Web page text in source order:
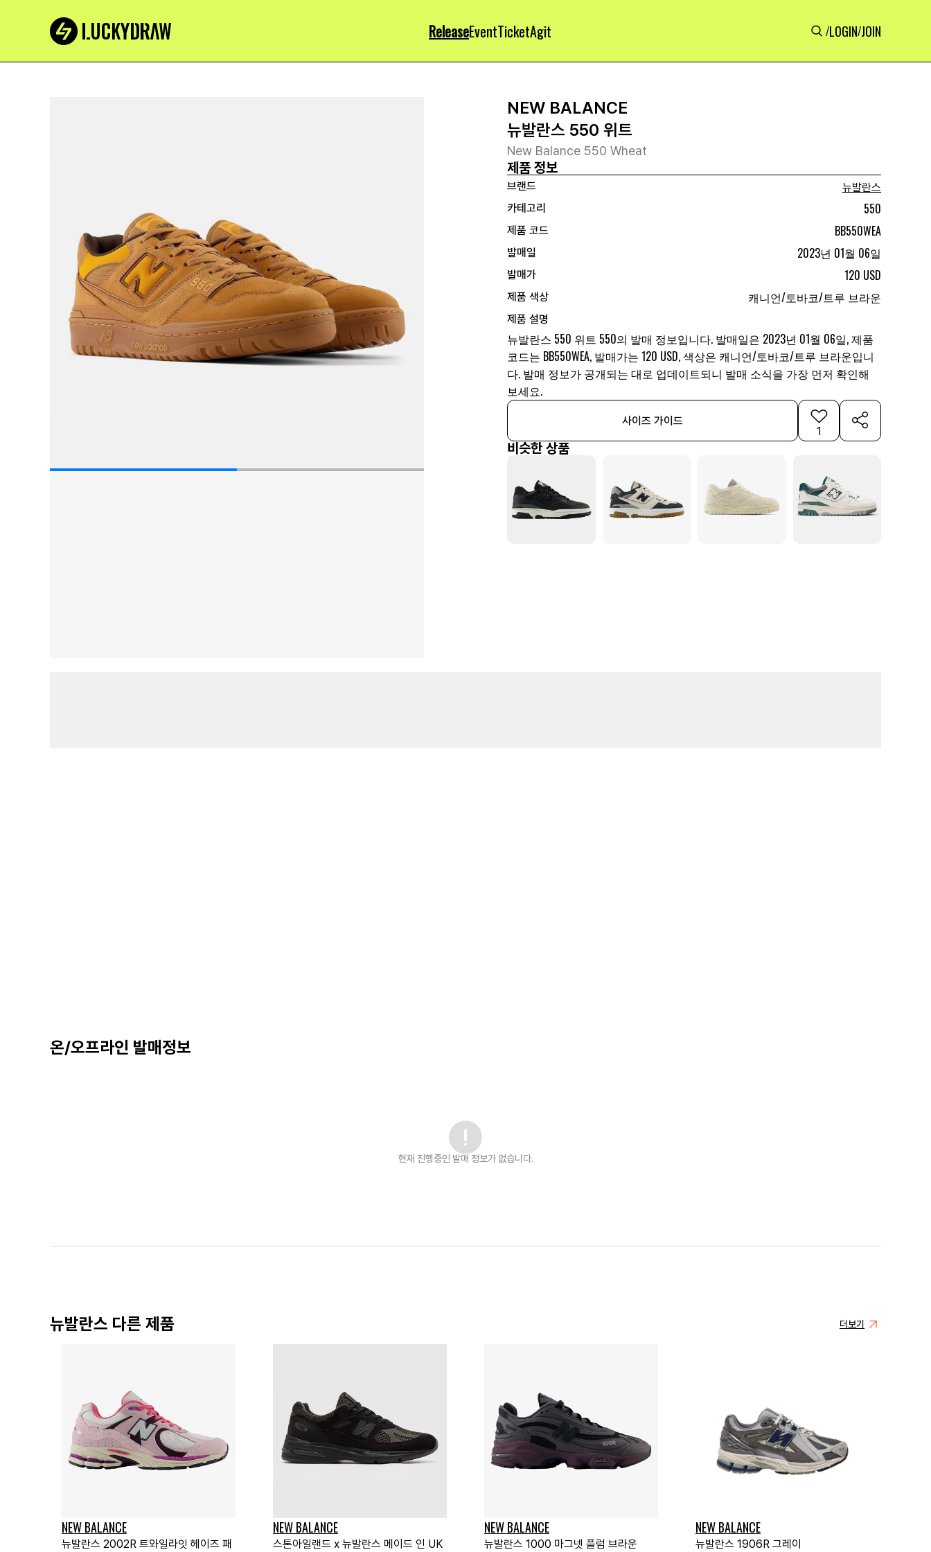
ReleaseEventTicketAgit /LOGIN/JOIN
NEW BALANCE
뉴발란스 550 위트
New Balance 550 Wheat
제품 정보
브랜드
뉴발란스
카테고리
550
제품 코드 BB550WEA
발매일 2023년 01월 06일
발매가 120 USD
제품 색상 캐니언/토바코/트루 브라운
제품 설명
뉴발란스 550 위트 550의 발매 정보입니다. 발매일은 2023년 01월 06일, 제품
코드는 BB550WEA, 발매가는 120 USD, 색상은 캐니언/토바코/트루 브라운입니
다. 발매 정보가 공개되는 대로 업데이트되니 발매 소식을 가장 먼저 확인해
보세요.
사이즈 가이드
1
비슷한 상품
온/오프라인 발매정보
현재 진행중인 발매 정보가 없습니다.
뉴발란스 다른 제품 더보기
NEW BALANCE
뉴발란스 2002R 트와일라잇 헤이즈 패
NEW BALANCE
스톤아일랜드 x 뉴발란스 메이드 인 UK
NEW BALANCE
뉴발란스 1000 마그넷 플럼 브라운
NEW BALANCE
뉴발란스 1906R 그레이